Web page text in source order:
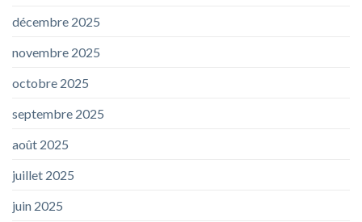
décembre 2025
novembre 2025
octobre 2025
septembre 2025
août 2025
juillet 2025
juin 2025